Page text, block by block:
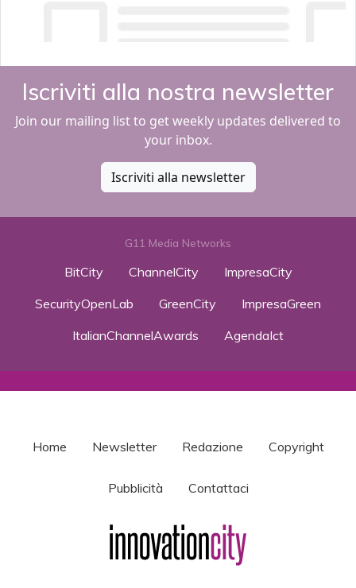
Iscriviti alla nostra newsletter
Join our mailing list to get weekly updates delivered to
your inbox.
Iscriviti alla newsletter
G11 Media Networks
BitCity ChannelCity
ImpresaCity
SecurityOpenLab
GreenCity
ImpresaGreen
ItalianChannelAwards
AgendaIct
Home Newsletter Redazione Copyright
Pubblicità Contattaci